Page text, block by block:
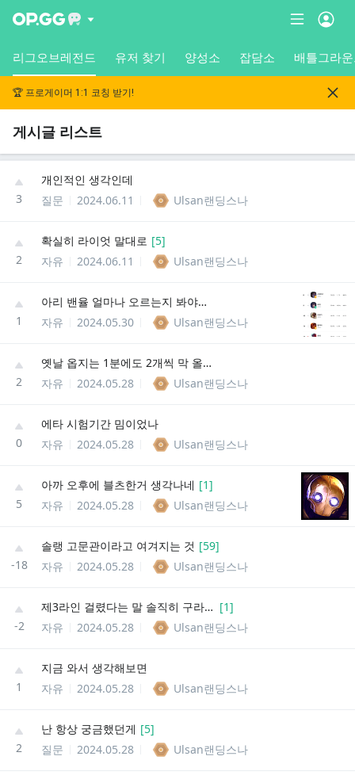
리그오브레전드 유저 찾기 양성소 잡담소 배틀그라
🏆 프로게이머 1:1 코칭 받기!
게시글 리스트
3
개인적인 생각인데
질문
2024.06.11 Ulsan랜딩스나
2
확실히 라이엇 말대로 [5]
자유
2024.06.11 Ulsan랜딩스나
1
아리 밴율 얼마나 오르는지 봐야지 재밌겠다
자유
2024.05.30 Ulsan랜딩스나
2
옛날 옵지는 1분에도 2개씩 막 올라오고 그러지 않았나
자유
2024.05.28 Ulsan랜딩스나
0
에타 시험기간 밈이었나
자유
2024.05.28 Ulsan랜딩스나
5
아까 오후에 블츠한거 생각나네 [1]
자유
2024.05.28 Ulsan랜딩스나
-18
솔랭 고문관이라고 여겨지는 것 [59]
자유
2024.05.28 Ulsan랜딩스나
-2
제3라인 걸렸다는 말 솔직히 구라 아니냐 [1]
자유
2024.05.28 Ulsan랜딩스나
1
지금 와서 생각해보면
자유
2024.05.28 Ulsan랜딩스나
2
난 항상 궁금했던게 [5]
질문
2024.05.28 Ulsan랜딩스나